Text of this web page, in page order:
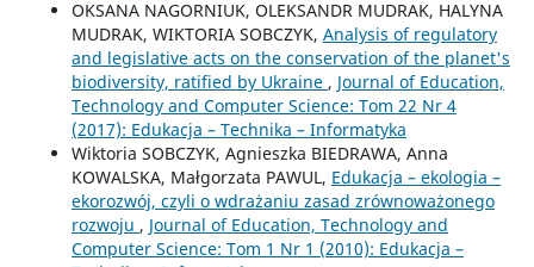
OKSANA NAGORNIUK, OLEKSANDR MUDRAK, HALYNA
MUDRAK, WIKTORIA SOBCZYK, Analysis of regulatory
and legislative acts on the conservation of the planet's
biodiversity, ratified by Ukraine , Journal of Education,
Technology and Computer Science: Tom 22 Nr 4
(2017): Edukacja – Technika – Informatyka
Wiktoria SOBCZYK, Agnieszka BIEDRAWA, Anna
KOWALSKA, Małgorzata PAWUL, Edukacja – ekologia –
ekorozwój, czyli o wdrażaniu zasad zrównoważonego
rozwoju , Journal of Education, Technology and
Computer Science: Tom 1 Nr 1 (2010): Edukacja –